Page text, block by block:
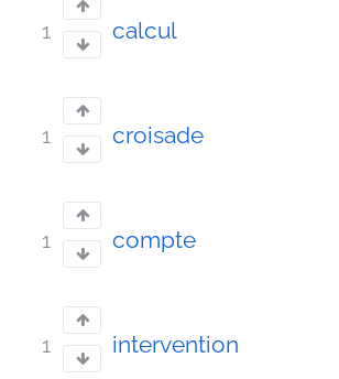
1 calcul
1 croisade
1 compte
1 intervention